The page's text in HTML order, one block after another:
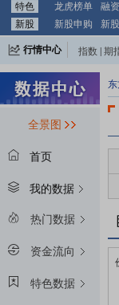
特色 龙虎榜单 融
新股
新股申购 新
行情中心 指数 期
全景图
首页
我的数据
热门数据
资金流向
特色数据